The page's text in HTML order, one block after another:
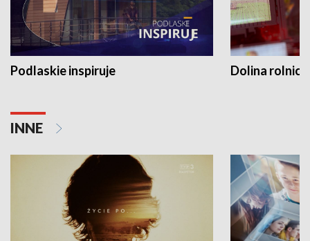
Podlaskie inspiruje Dolina
INNE